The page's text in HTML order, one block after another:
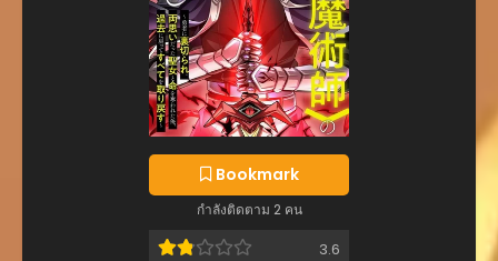
Bookmark
กำลังติดตาม 2 คน
3.6